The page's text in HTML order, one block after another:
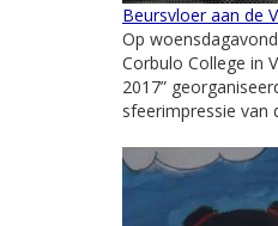
Beursvloer aan de
Op
Corbulo College in
2017”
sfeerimpressie van